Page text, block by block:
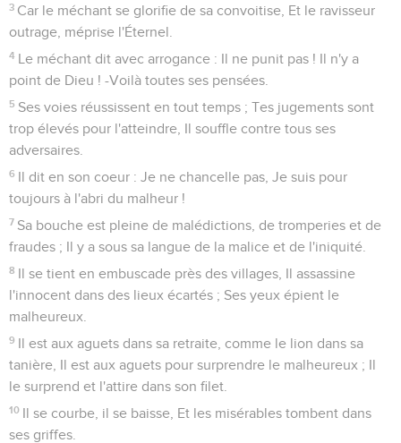
3 Car le méchant se glorifie de sa convoitise, Et le ravisseur
outrage, méprise l'Éternel.
4 Le méchant dit avec arrogance : Il ne punit pas ! Il n'y a
point de Dieu ! -Voilà toutes ses pensées.
5 Ses voies réussissent en tout temps ; Tes jugements sont
trop élevés pour l'atteindre, Il souffle contre tous ses
adversaires.
6 Il dit en son coeur : Je ne chancelle pas, Je suis pour
toujours à l'abri du malheur !
7 Sa bouche est pleine de malédictions, de tromperies et de
fraudes ; Il y a sous sa langue de la malice et de l'iniquité.
8 Il se tient en embuscade près des villages, Il assassine
l'innocent dans des lieux écartés ; Ses yeux épient le
malheureux.
9 Il est aux aguets dans sa retraite, comme le lion dans sa
tanière, Il est aux aguets pour surprendre le malheureux ; Il
le surprend et l'attire dans son filet.
10 Il se courbe, il se baisse, Et les misérables tombent dans
ses griffes.